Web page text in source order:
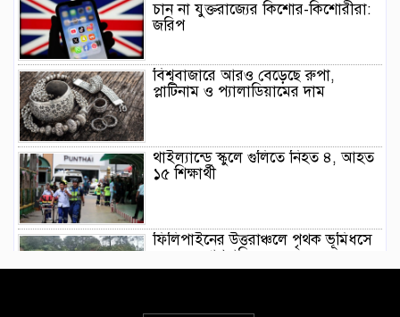
চান না যুক্তরাজ্যের কিশোর-কিশোরীরা:
জরিপ
বিশ্ববাজারে আরও বেড়েছে রুপা,
প্লাটিনাম ও প্যালাডিয়ামের দাম
থাইল্যান্ডে স্কুলে গুলিতে নিহত ৪, আহত
১৫ শিক্ষার্থী
ফিলিপাইনের উত্তরাঞ্চলে পৃথক ভূমিধসে
৪ জনের প্রাণহানি